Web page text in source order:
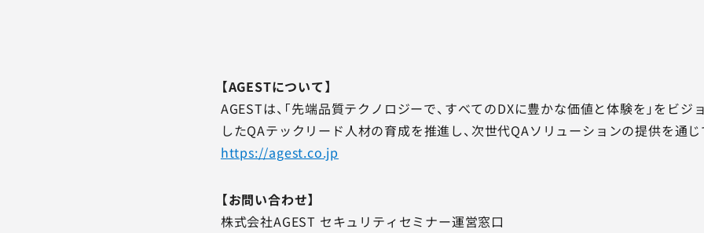
【AGESTについて】
AGESTは、「先端品質テクノロジーで、すべてのDXに豊かな価値と体験を」をビ
したQAテックリード人材の育成を推進し、次世代QAソリューションの提供を通
https://agest.co.jp
【お問い合わせ】
株式会社AGEST セキュリティセミナー運営窓口